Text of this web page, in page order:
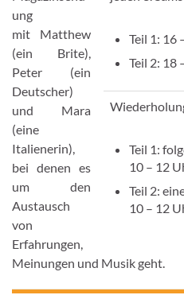
Teil 1: 16
Teil 2: 18
Teil 1:
10 – 12
Teil 2:
10 – 12
ung
mit Matthew
(ein Brite),
Peter (ein
Deutscher)
und Mara
(eine
Italienerin),
bei denen es
um den
Austausch
von
Erfahrungen,
Meinungen und Musik geht.